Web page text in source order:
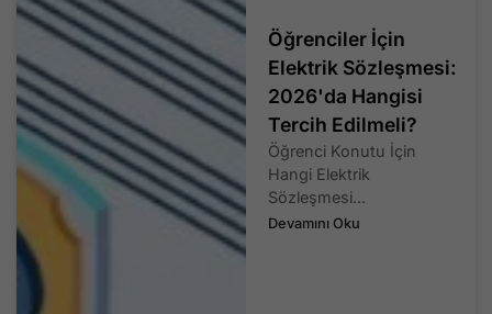
Öğrenciler İçin
Elektrik Sözleşmesi:
2026'da Hangisi
Tercih Edilmeli?
Öğrenci Konutu İçin
Hangi Elektrik
Sözleşmesi...
Devamını Oku